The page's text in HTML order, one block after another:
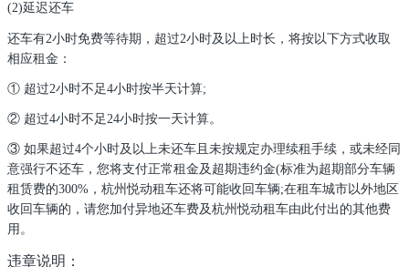
(2)延迟还车
还车有2小时免费等待期，超过2小时及以上时长，将按以下方式收取
相应租金：
① 超过2小时不足4小时按半天计算;
② 超过4小时不足24小时按一天计算。
③ 如果超过4个小时及以上未还车且未按规定办理续租手续，或未经同
意强行不还车，您将支付正常租金及超期违约金(标准为超期部分车辆
租赁费的300%，杭州悦动租车还将可能收回车辆;在租车城市以外地区
收回车辆的，请您加付异地还车费及杭州悦动租车由此付出的其他费
用。
违章说明：